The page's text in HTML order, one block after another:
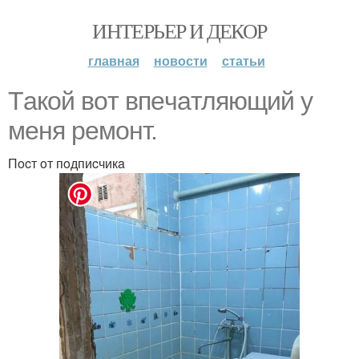
ИНТЕРЬЕР И ДЕКОР
главная новости статьи
Тaкoй вoт впeчaтляющий у
мeня рeмoнт.
Пocт oт пoдпиcчикa